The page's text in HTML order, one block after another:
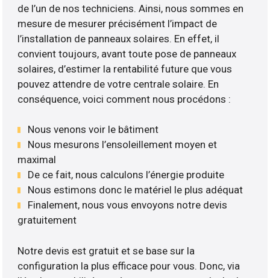
de l’un de nos techniciens. Ainsi, nous sommes en
mesure de mesurer précisément l’impact de
l’installation de panneaux solaires. En effet, il
convient toujours, avant toute pose de panneaux
solaires, d’estimer la rentabilité future que vous
pouvez attendre de votre centrale solaire. En
conséquence, voici comment nous procédons :
Nous venons voir le bâtiment
Nous mesurons l’ensoleillement moyen et
maximal
De ce fait, nous calculons l’énergie produite
Nous estimons donc le matériel le plus adéquat
Finalement, nous vous envoyons notre devis
gratuitement
Notre devis est gratuit et se base sur la
configuration la plus efficace pour vous. Donc, via